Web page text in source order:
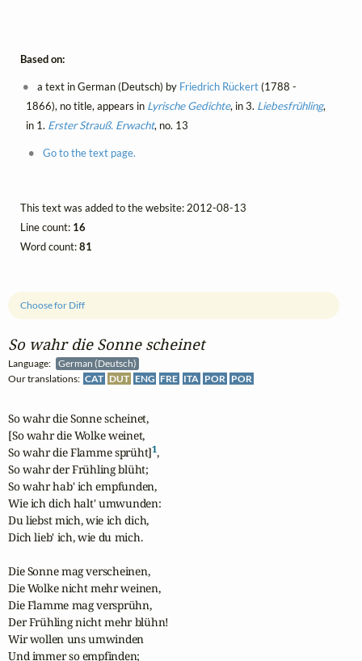
So wahr die Sonne scheinet
Language:
German (Deutsch)
Our translations: CAT DUT ENG FRE ITA POR POR
Choose for Diff
So wahr die Sonne scheinet,
[So wahr die Wolke weinet,
So wahr die Flamme sprüht]1,
So wahr der Frühling blüht;
So wahr hab' ich empfunden,
Wie ich dich halt' umwunden:
Du liebst mich, wie ich dich,
Dich lieb' ich, wie du mich.
Die Sonne mag verscheinen,
Die Wolke nicht mehr weinen,
Die Flamme mag versprühn,
Der Frühling nicht mehr blühn!
Wir wollen uns umwinden
Und immer so empfinden;
Based on:
a text in German (Deutsch) by Friedrich Rückert(1788 -
1866), no title, appears in Lyrische Gedichte, in 3. Liebesfrühling,
in 1. Erster Strauß. Erwacht, no. 13
Go to the text page.
This text was added to the website: 2012-08-13
Line count: 16
Word count:81